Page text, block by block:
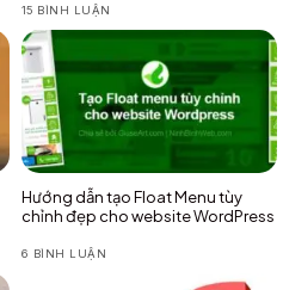
15 BÌNH LUẬN
Hướng dẫn tạo Float Menu tùy
chỉnh đẹp cho website WordPress
6 BÌNH LUẬN